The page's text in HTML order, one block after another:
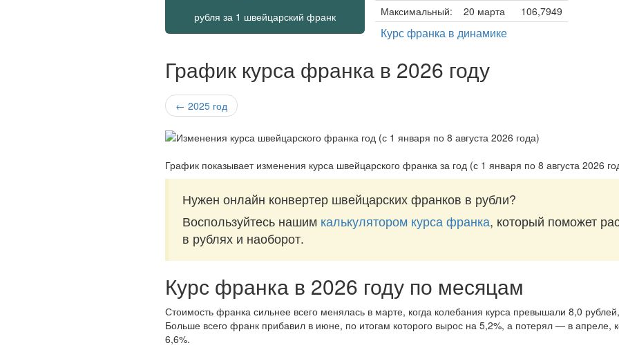
рубля за 1 швейцарский франк
Максимальный:
20 марта 106,7949
Курс франка в динамике
График курса франка в 2026 году
← 2025 год
График показывает изменения курса швейцарского франка за год (с 1 января по 8 августа 2026
Нужен онлайн конвертер швейцарских франков в рубли?
Воспользуйтесь нашим калькулятором курса франка, который поможет
в рублях и наоборот.
Курс франка в 2026 году по месяцам
Стоимость франка сильнее всего менялась в марте, когда колебания курса превышали 8,0
Больше всего франк прибавил в июне, по итогам которого вырос на 5,2%, а потерял — в апреле,
6,6%.